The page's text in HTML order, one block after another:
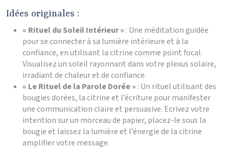
Idées originales :
« Rituel du Soleil Intérieur » : Une méditation guidée
pour se connecter à sa lumière intérieure et à la
confiance, en utilisant la citrine comme point focal.
Visualisez un soleil rayonnant dans votre plexus solaire,
irradiant de chaleur et de confiance.
« Le Rituel de la Parole Dorée » : Un rituel utilisant des
bougies dorées, la citrine et l’écriture pour manifester
une communication claire et persuasive. Ecrivez votre
intention sur un morceau de papier, placez-le sous la
bougie et laissez la lumière et l’énergie de la citrine
amplifier votre message.